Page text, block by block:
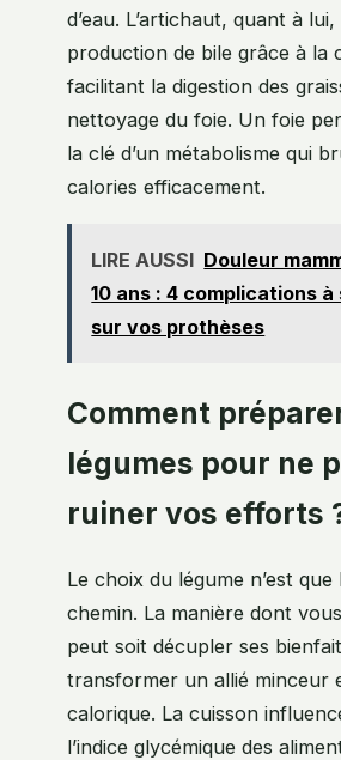
d’eau. L’artichaut, quant à
production de bile grâce à la
facilitant la digestion des
nettoyage du foie. Un foie
la clé d’un métabolisme qui
calories efficacement.
LIRE AUSSI Douleur
10 ans : 4 complications
sur vos prothèses
Comment
légumes pour ne
ruiner vos efforts
Le choix du légume n’est
chemin. La manière dont
peut soit décupler ses
transformer un allié minceur
calorique. La cuisson
l’indice glycémique des